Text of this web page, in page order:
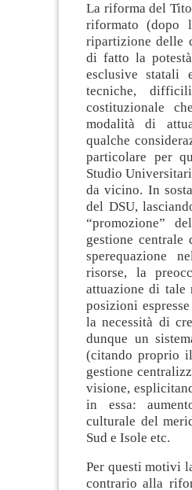
La riforma del
riformato (dopo
ripartizione delle
di fatto la
esclusive statali
tecniche,
costituzionale
modalità di
qualche
particolare per
Studio
da vicino. In
del DSU,
“promozione”
gestione centrale
sperequazione
risorse, la
attuazione di tale
posizioni
la necessità di
dunque un
(citando proprio
gestione
visione,
in essa:
culturale del
Sud e Isole etc.
Per questi motivi
contrario alla